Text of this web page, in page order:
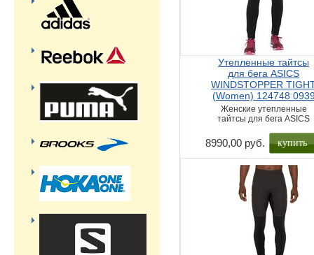
Утепленные тайтсы
для бега ASICS
WINDSTOPPER
(Women) 124748
Женские утепленные
тайтсы для бега ASICS
8990,00 руб. купить